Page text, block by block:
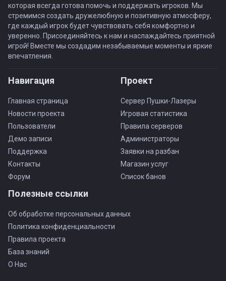
которая всегда готова помочь и поддержать игроков. Мы
стремимся создать дружелюбную и позитивную атмосферу,
где каждый игрок будет чувствовать себя комфортно и
уверенно. Присоединяйтесь к нам и наслаждайтесь приятной
игрой! Вместе мы создадим незабываемые моменты и яркие
впечатления.
Навигация
Главная страница
Новости проекта
Пользователи
Демо записи
Поддержка
Контакты
Форум
Проект
Сервер Пушки-Лазеры
Игровая статистика
Правила серверов
Администраторы
Заявки на разбан
Магазин услуг
Список банов
Полезные ссылки
Об обработке персональных данных
Политика конфиденциальности
Правила проекта
База знаний
О Нас